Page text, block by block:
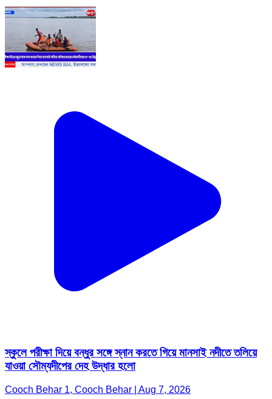
স্কুলে পরীক্ষা দিয়ে বন্ধুর সঙ্গে স্নান করতে গিয়ে মানসাই নদীতে তলিয়ে
যাওয়া সৌম্যদীপের দেহ উদ্ধার হলো
Cooch Behar 1, Cooch Behar | Aug 7, 2026